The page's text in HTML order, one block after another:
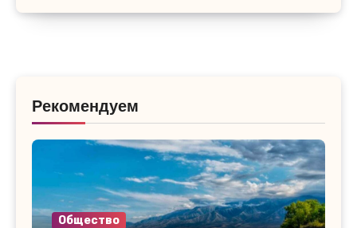
Рекомендуем
Общество